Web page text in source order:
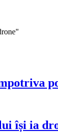
își ia